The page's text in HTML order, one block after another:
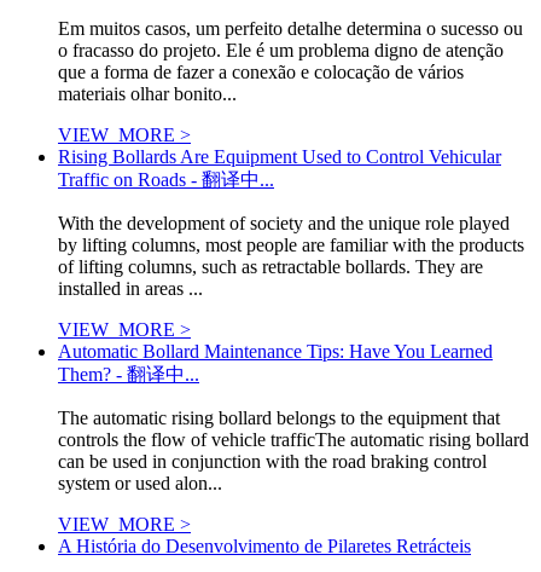
Em muitos casos, um perfeito detalhe determina o sucesso ou
o fracasso do projeto. Ele é um problema digno de atenção
que a forma de fazer a conexão e colocação de vários
materiais olhar bonito...
VIEW_MORE >
Rising Bollards Are Equipment Used to Control Vehicular
Traffic on Roads - 翻译中...
With the development of society and the unique role played
by lifting columns, most people are familiar with the products
of lifting columns, such as retractable bollards. They are
installed in areas ...
VIEW_MORE >
Automatic Bollard Maintenance Tips: Have You Learned
Them? - 翻译中...
The automatic rising bollard belongs to the equipment that
controls the flow of vehicle trafficThe automatic rising bollard
can be used in conjunction with the road braking control
system or used alon...
VIEW_MORE >
A História do Desenvolvimento de Pilaretes Retrácteis